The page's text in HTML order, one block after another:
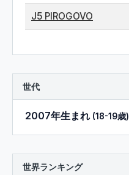
J5 PIROGOVO
世代
2007年生まれ (18-19歳)
世界ランキング